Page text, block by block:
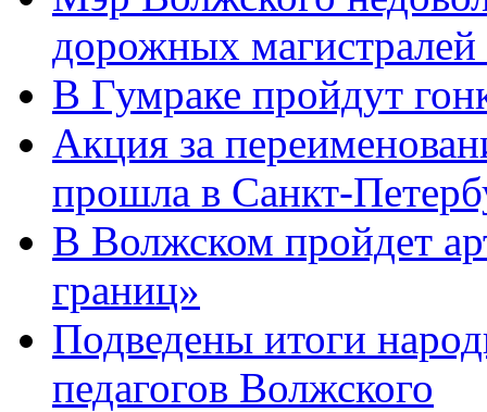
дорожных магистралей
В Гумраке пройдут
Акция за
прошла в Санкт-
В Волжском пройдет
границ»
Подведены итоги
педагогов Волжского